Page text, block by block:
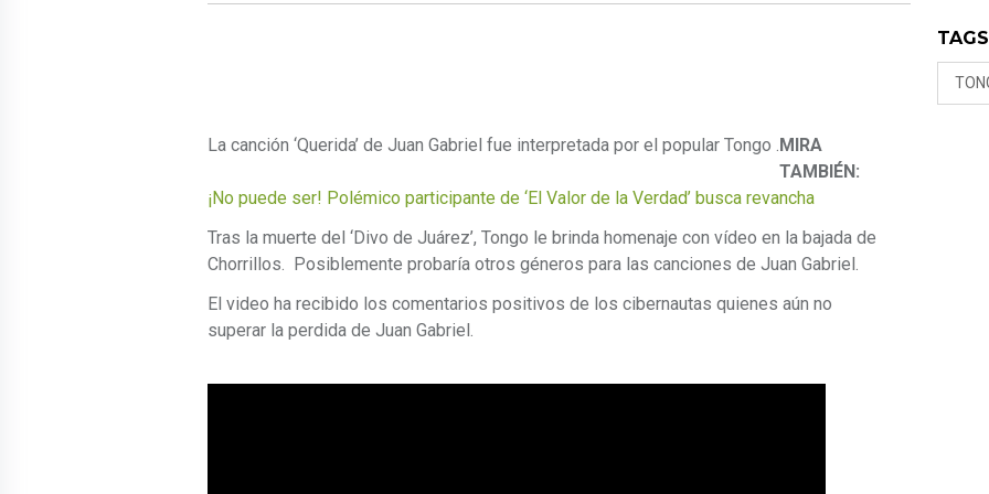
La canción ‘Querida’ de Juan Gabriel fue interpretada por el popular Tongo .MIRA
TAMBIÉN:
¡No puede ser! Polémico participante de ‘El Valor de la Verdad’ busca revancha
Tras la muerte del ‘Divo de Juárez’, Tongo le brinda homenaje con vídeo en la bajada de
Chorrillos. Posiblemente probaría otros géneros para las canciones de Juan Gabriel.
El video ha recibido los comentarios positivos de los cibernautas quienes aún no
superar la perdida de Juan Gabriel.
TAGS